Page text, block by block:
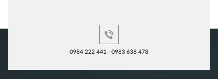
0984 222 441 - 0983 638 478